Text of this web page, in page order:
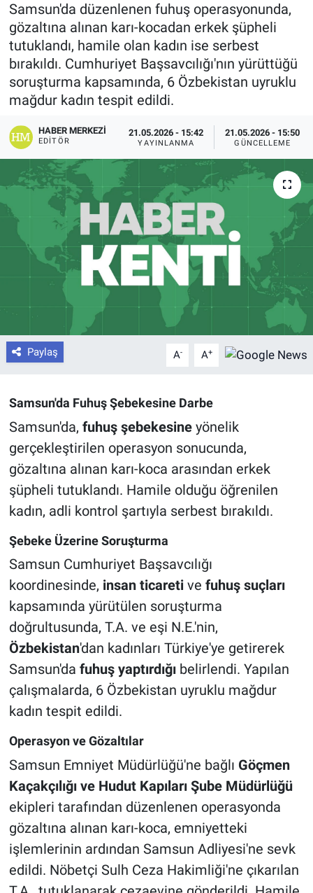
Samsun'da düzenlenen fuhuş operasyonunda,
gözaltına alınan karı-kocadan erkek şüpheli
tutuklandı, hamile olan kadın ise serbest
bırakıldı. Cumhuriyet Başsavcılığı'nın yürüttüğü
soruşturma kapsamında, 6 Özbekistan uyruklu
mağdur kadın tespit edildi.
HABER MERKEZI
EDITÖR
21.05.2026 - 15:42
YAYINLANMA
21.05.2026 - 15:50
GÜNCELLEME
Paylaş A- A+
Samsun'da Fuhuş Şebekesine Darbe
Samsun'da, fuhuş şebekesineyönelik
gerçekleştirilen operasyon sonucunda,
gözaltına alınan karı-koca arasından erkek
şüpheli tutuklandı. Hamile olduğu öğrenilen
kadın, adli kontrol şartıyla serbest bırakıldı.
Şebeke Üzerine Soruşturma
Samsun Cumhuriyet Başsavcılığı
koordinesinde, insan ticaretive fuhuş suçları
kapsamında yürütülen soruşturma
doğrultusunda, T.A. ve eşi N.E.'nin,
Özbekistan'dan kadınları Türkiye'ye getirerek
Samsun'da fuhuş yaptırdığıbelirlendi. Yapılan
çalışmalarda, 6 Özbekistan uyruklu mağdur
kadın tespit edildi.
Operasyon ve Gözaltılar
Samsun Emniyet Müdürlüğü'ne bağlı Göçmen
Kaçakçılığı ve Hudut Kapıları Şube Müdürlüğü
ekipleri tarafından düzenlenen operasyonda
gözaltına alınan karı-koca, emniyetteki
işlemlerinin ardından Samsun Adliyesi'ne sevk
edildi. Nöbetçi Sulh Ceza Hakimliği'ne çıkarılan